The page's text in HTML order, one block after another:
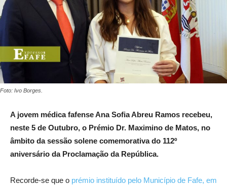
Foto: Ivo Borges.
A jovem médica fafense Ana Sofia Abreu Ramos recebeu,
neste 5 de Outubro, o Prémio Dr. Maximino de Matos, no
âmbito da sessão solene comemorativa do 112º
aniversário da Proclamação da República.
Recorde-se que o prémio instituído pelo Município de Fafe, em